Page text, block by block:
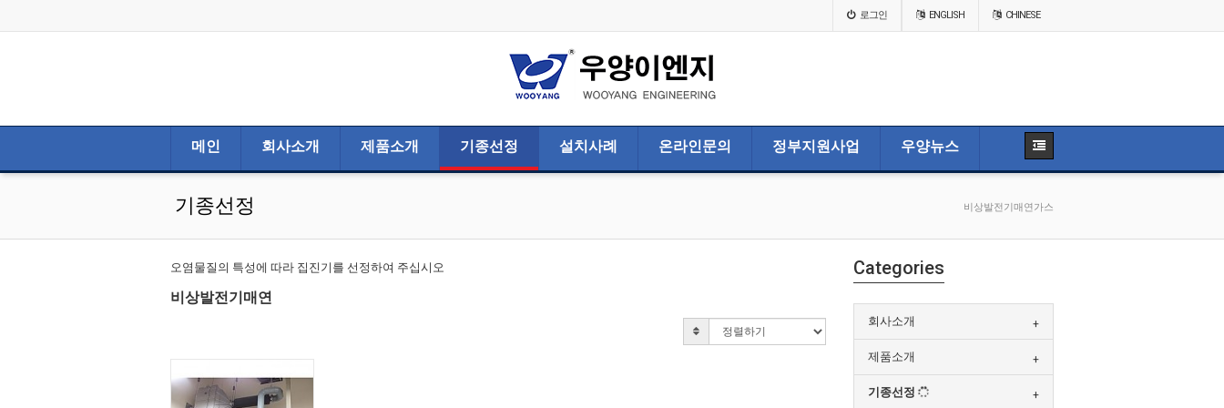
로그인 ENGLISH CHINESE
메인 회사소개 제품소개 기종선정 설치사례 온라인문의 정부지원사업 우양뉴스
기종선정 비상발전기매연가스
오염물질의 특성에 따라 집진기를 선정하여 주십시오
비상발전기매연
Categories
회사소개
제품소개
기종선정